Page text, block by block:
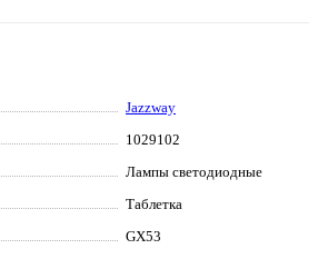
Jazzway
1029102
Лампы светодиодные
Таблетка
GX53